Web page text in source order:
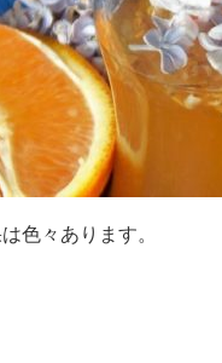
色々あります。